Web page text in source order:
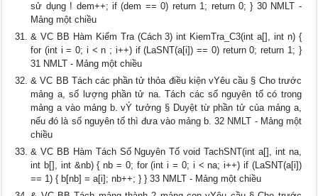
sử dụng ! dem++; if (dem == 0) return 1; return 0; } 30 NMLT -
Mảng một chiều
& VC BB Hàm Kiểm Tra (Cách 3) int KiemTra_C3(int a[], int n) {
for (int i = 0; i < n ; i++) if (LaSNT(a[i]) == 0) return 0; return 1; }
31 NMLT - Mảng một chiều
& VC BB Tách các phần tử thỏa điều kiện vYêu cầu § Cho trước
mảng a, số lượng phần tử na. Tách các số nguyên tố có trong
mảng a vào mảng b. vÝ tưởng § Duyệt từ phần tử của mảng a,
nếu đó là số nguyên tố thì đưa vào mảng b. 32 NMLT - Mảng một
chiều
& VC BB Hàm Tách Số Nguyên Tố void TachSNT(int a[], int na,
int b[], int &nb) { nb = 0; for (int i = 0; i < na; i++) if (LaSNT(a[i])
== 1) { b[nb] = a[i]; nb++; } } 33 NMLT - Mảng một chiều